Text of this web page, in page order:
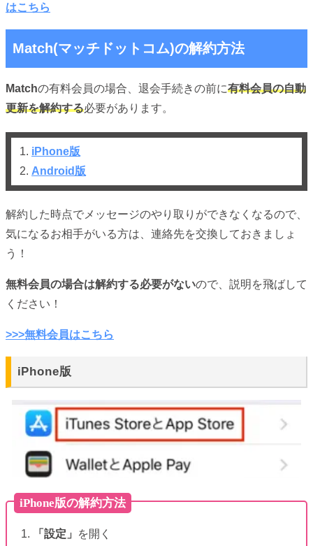
はこちら
Match(マッチドットコム)の解約方法
Matchの有料会員の場合、退会手続きの前に有料会員の自動
更新を解約する必要があります。
1. iPhone版
2. Android版
解約した時点でメッセージのやり取りができなくなるので、
気になるお相手がいる方は、連絡先を交換しておきましょ
う！
無料会員の場合は解約する必要がないので、説明を飛ばして
ください！
>>>無料会員はこちら
iPhone版
iPhone版の解約方法
1. 「設定」
を開く